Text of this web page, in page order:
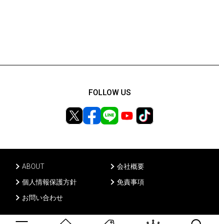
ABOUT
会社概要
個人情報保護方針
免責事項
お問い合わせ
FOLLOW US